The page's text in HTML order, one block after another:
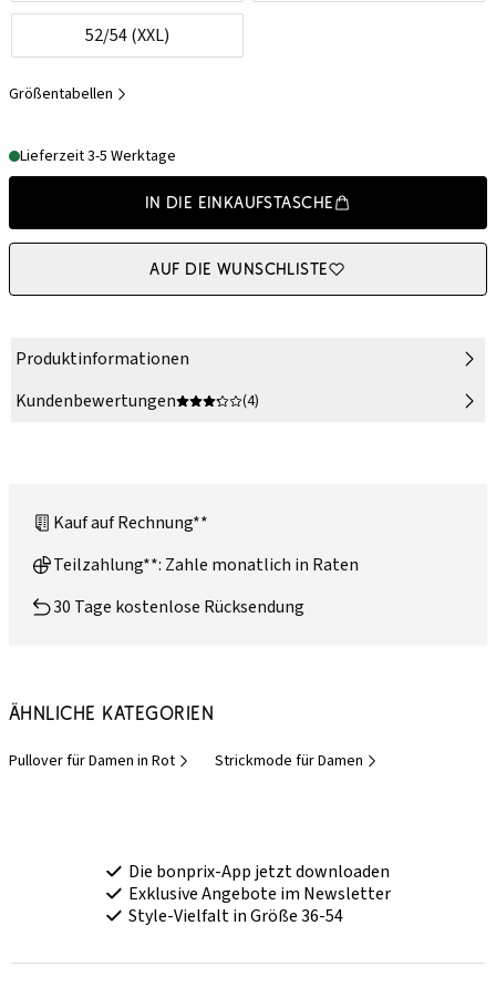
52/54 (XXL)
Größentabellen
Lieferzeit 3-5 Werktage
In die Einkaufstasche
Auf die Wunschliste
Produktinformationen
Kundenbewertungen
(4)
Kauf auf Rechnung**
Teilzahlung**: Zahle monatlich in Raten
30 Tage kostenlose Rücksendung
Ähnliche Kategorien
Pullover für Damen in Rot Strickmode für Damen
Die bonprix-App jetzt downloaden
Exklusive Angebote im Newsletter
Style-Vielfalt in Größe 36-54